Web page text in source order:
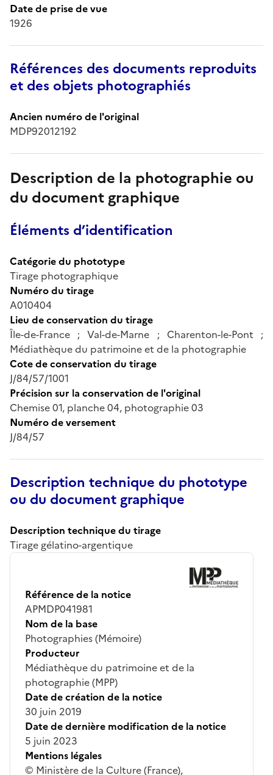
Date de prise de vue
1926
Références des documents reproduits
et des objets photographiés
Ancien numéro de l'original
MDP92012192
Description de la photographie ou
du document graphique
Éléments d’identification
Catégorie du phototype
Tirage photographique
Numéro du tirage
A010404
Lieu de conservation du tirage
Île-de-France ; Val-de-Marne ; Charenton-le-Pont ;
Médiathèque du patrimoine et de la photographie
Cote de conservation du tirage
J/84/57/1001
Précision sur la conservation de l'original
Chemise 01, planche 04, photographie 03
Numéro de versement
J/84/57
Description technique du phototype
ou du document graphique
Description technique du tirage
Tirage gélatino-argentique
Référence de la notice
APMDP041981
Nom de la base
Photographies (Mémoire)
Producteur
Médiathèque du patrimoine et de la
photographie (MPP)
Date de création de la notice
30 juin 2019
Date de dernière modification de la notice
5 juin 2023
Mentions légales
© Ministère de la Culture (France),